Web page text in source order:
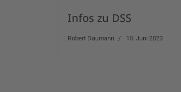
Infos zu DSS
Robert Daumann 10. Juni 2023